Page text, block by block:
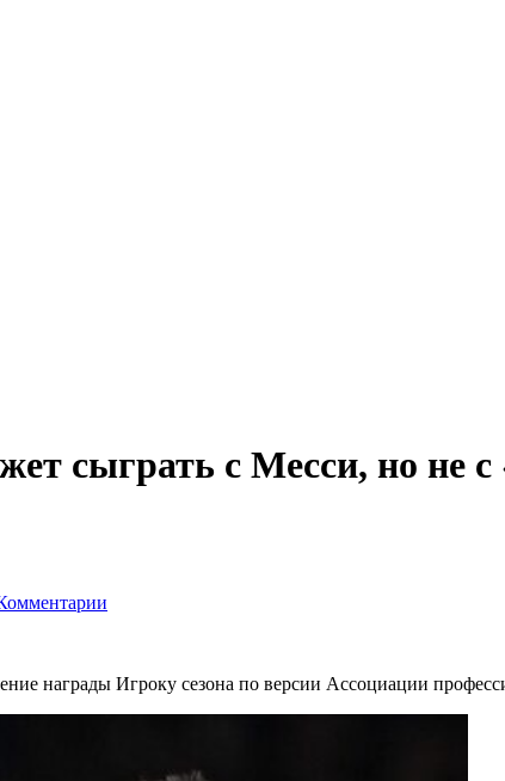
сыграть с Месси, но не
награды Игроку сезона по версии Ассоциации